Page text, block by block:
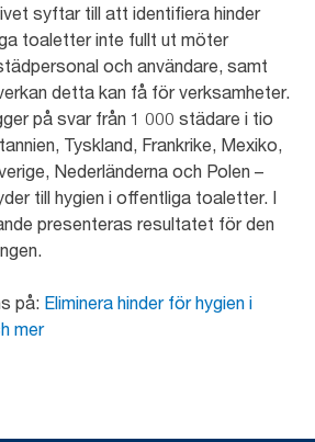
syftar till att identifiera hinder
toaletter inte fullt ut möter
och användare, samt
detta kan få för verksamheter.
på svar från 1 000 städare i tio
Tyskland, Frankrike, Mexiko,
Nederländerna och Polen –
till hygien i offentliga toaletter. I
presenteras resultatet för den
på: Eliminera hinder för hygien i
mer